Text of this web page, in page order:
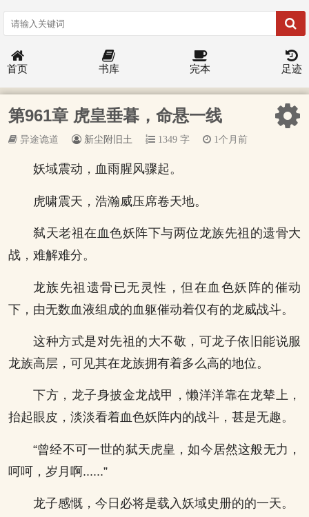
首页 书库 完本 足迹
第961章 虎皇垂暮，命悬一线
异途诡道 新尘附旧土 1349 字 1个月前
妖域震动，血雨腥风骤起。
虎啸震天，浩瀚威压席卷天地。
弑天老祖在血色妖阵下与两位龙族先祖的遗骨大
战，难解难分。
龙族先祖遗骨已无灵性，但在血色妖阵的催动
下，由无数血液组成的血躯催动着仅有的龙威战斗。
这种方式是对先祖的大不敬，可龙子依旧能说服
龙族高层，可见其在龙族拥有着多么高的地位。
下方，龙子身披金龙战甲，懒洋洋靠在龙辇上，
抬起眼皮，淡淡看着血色妖阵内的战斗，甚是无趣。
“曾经不可一世的弑天虎皇，如今居然这般无力，
呵呵，岁月啊......”
龙子感慨，今日必将是载入妖域史册的的一天。